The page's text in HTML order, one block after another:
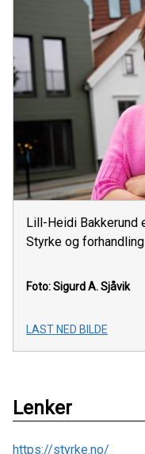
Lill-Heidi Bakkerund
Styrke og
Foto: Sigurd A. Sjåvik
LAST NED BILDE
Lenker
https://styrke.no/